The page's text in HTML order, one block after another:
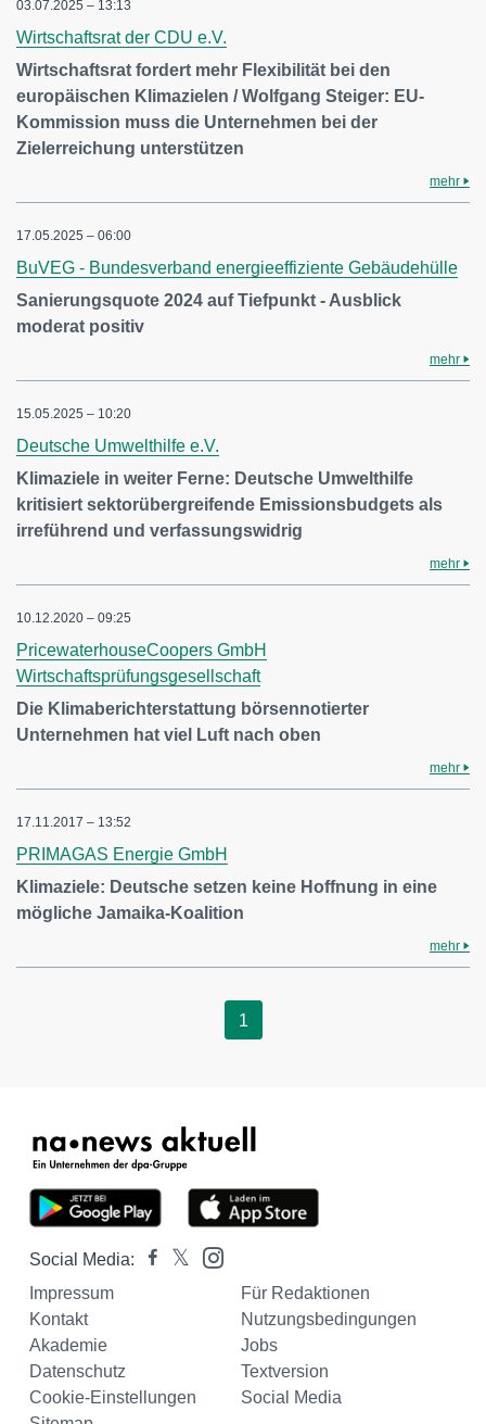
03.07.2025 – 13:13
Wirtschaftsrat der CDU e.V.
Wirtschaftsrat fordert mehr Flexibilität bei den
europäischen Klimazielen / Wolfgang Steiger: EU-
Kommission muss die Unternehmen bei der
Zielerreichung unterstützen
mehr
17.05.2025 – 06:00
BuVEG - Bundesverband energieeffiziente Gebäudehülle
Sanierungsquote 2024 auf Tiefpunkt - Ausblick
moderat positiv
mehr
15.05.2025 – 10:20
Deutsche Umwelthilfe e.V.
Klimaziele in weiter Ferne: Deutsche Umwelthilfe
kritisiert sektorübergreifende Emissionsbudgets als
irreführend und verfassungswidrig
mehr
10.12.2020 – 09:25
PricewaterhouseCoopers GmbH
Wirtschaftsprüfungsgesellschaft
Die Klimaberichterstattung börsennotierter
Unternehmen hat viel Luft nach oben
mehr
17.11.2017 – 13:52
PRIMAGAS Energie GmbH
Klimaziele: Deutsche setzen keine Hoffnung in eine
mögliche Jamaika-Koalition
mehr
1
Social Media:
Impressum
Für Redaktionen
Kontakt
Nutzungsbedingungen
Akademie
Jobs
Datenschutz
Textversion
Cookie-Einstellungen
Social Media